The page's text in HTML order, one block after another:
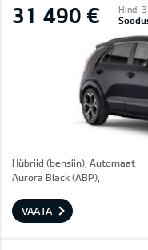
31 490 € Hind:
Hübriid (bensiin), Automaat
Aurora Black (ABP),
VAATA